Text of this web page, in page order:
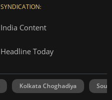
SYNDICATION:
India Content
Headline Today
Kolkata Choghadiya